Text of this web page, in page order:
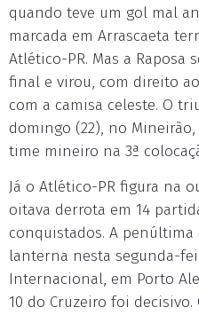
quando teve um gol mal
marcada em Arrascaeta
Atlético-PR. Mas a Raposa
final e virou, com direito
com a camisa celeste. O
domingo (22), no
time mineiro na 3ª
Já o Atlético-PR figura na
oitava derrota em 14
conquistados. A
lanterna nesta segunda-
Internacional, em Porto
10 do Cruzeiro foi